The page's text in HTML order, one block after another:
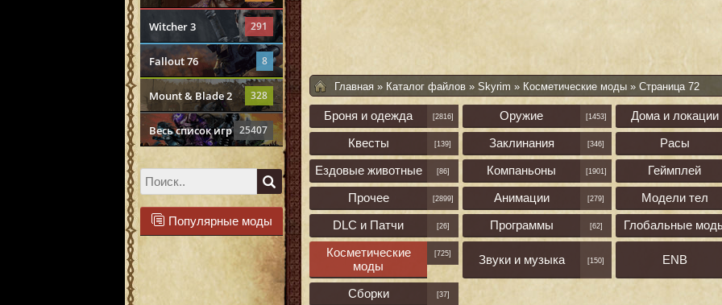
Witcher 3 291
Fallout 76 8
Mount & Blade 2 328
Весь список игр 25407
Популярные моды
Главная » Каталог файлов » Skyrim » Косметические моды » Страница 72
Броня и одежда [2816] Оружие [1453]
Дома и локации
Квесты
[139] Заклинания [346]
Расы
Ездовые животные
[86] Компаньоны [1901]
Геймплей
Прочее
[2899] Анимации [279]
Модели тел
DLC и Патчи
[26] Программы [62]
Глобальные
Косметические
моды
[725] Звуки и музыка [150] ENB
Сборки [37]